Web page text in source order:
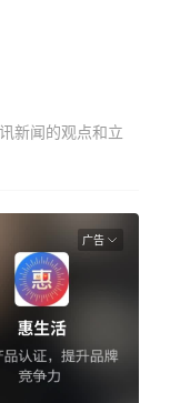
新闻的观点和立
广告